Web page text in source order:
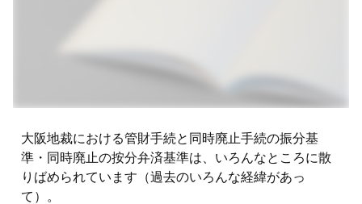
大阪地裁における管財手続と同時廃止手続の振分基
準・同時廃止の按分弁済基準は、いろんなところに散
りばめられています（過去のいろんな経緯があっ
て）。